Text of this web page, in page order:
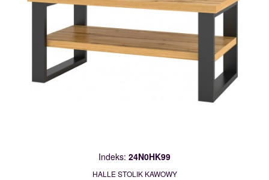
Indeks: 24N0HK99
HALLE STOLIK KAWOWY